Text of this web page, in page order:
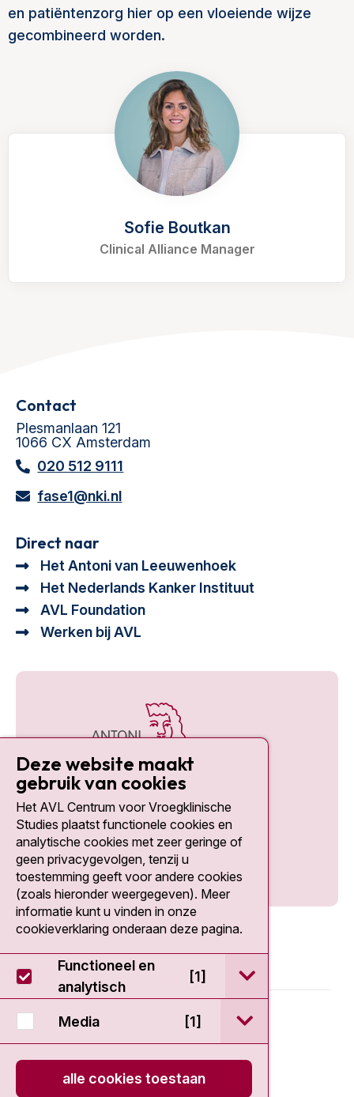
en patiëntenzorg hier op een vloeiende wijze
gecombineerd worden.
Sofie Boutkan
Clinical Alliance Manager
Contact
Plesmanlaan 121
1066 CX Amsterdam
020 512 9111
fase1@nki.nl
Direct naar
Het Antoni van Leeuwenhoek
Het Nederlands Kanker Instituut
AVL Foundation
Werken bij AVL
Social media
© 2026 - EDDC-NKI
Disclaimer
Deze website maakt
gebruik van cookies
Het AVL Centrum voor Vroegklinische
Studies plaatst functionele cookies en
analytische cookies met zeer geringe of
geen privacygevolgen, tenzij u
toestemming geeft voor andere cookies
(zoals hieronder weergegeven). Meer
informatie kunt u vinden in onze
cookieverklaring onderaan deze pagina.
Functioneel en
analytisch
[1] open / sluit
Media [1] open / sluit
alle cookies toestaan